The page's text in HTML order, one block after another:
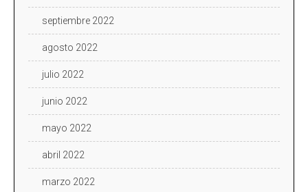
septiembre 2022
agosto 2022
julio 2022
junio 2022
mayo 2022
abril 2022
marzo 2022